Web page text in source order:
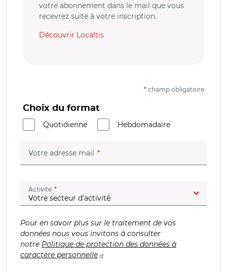
votre abonnement dans le mail que vous
recevrez suite à votre inscription.
Découvrir Localtis
* champ obligatoire
Choix du format
Quotidienne
Hebdomadaire
Votre adresse mail (champ obligatoire)
Activité (champ obligatoire)
Pour en savoir plus sur le traitement de vos
données nous vous invitons à consulter
notre Politique de protection des données à
caractère personnelle